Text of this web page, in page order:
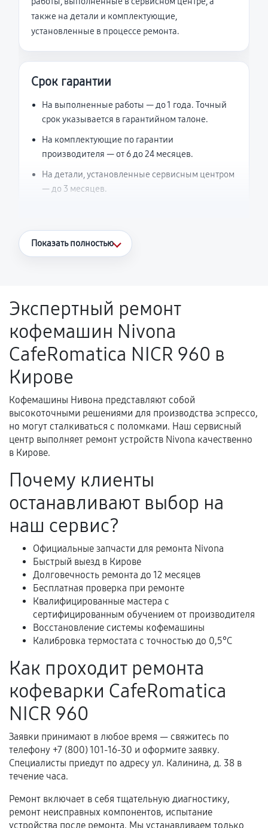
также на детали и комплектующие,
установленные в процессе ремонта.
Срок гарантии
На выполненные работы — до 1 года. Точный
срок указывается в гарантийном талоне.
На комплектующие по гарантии
производителя — от 6 до 24 месяцев.
На детали, установленные сервисным центром
— до 3 месяцев.
Что считается гарантийным случаем
Поломка установленной детали при
нормальной эксплуатации в течение
гарантийного срока.
Несоответствие комплектующей заявленным
техническим характеристикам.
Документы для подтверждения
гарантии
Акт выполненных работ с датой, перечнем
услуг и сроком гарантии.
Документы на установленные комплектующие
и кассовый чек.
Расширенная гарантия
В некоторых случаях возможно оформление
расширенной гарантии. Стоимость, сроки и
условия продления согласовываются отдельно и
Когда гарантия не действует
механические повреждения, попадание влаги,
перегрев, коррозия.
Самостоятельный ремонт или вмешательство
Естественный износ деталей, если иное не
предусмотрено отдельно.
Показать полностью
Экспертный ремонт
кофемашин Nivona
CafeRomatica NICR 960 в
Кирове
Кофемашины Нивона представляют собой
высокоточными решениями для производства эспрессо,
но могут сталкиваться с поломками. Наш сервисный
центр выполняет ремонт устройств Nivona качественно
в Кирове.
Почему клиенты
останавливают выбор на
наш сервис?
Официальные запчасти для ремонта Nivona
Быстрый выезд в Кирове
Долговечность ремонта до 12 месяцев
Бесплатная проверка при ремонте
Квалифицированные мастера с
сертифицированным обучением от производителя
Восстановление системы кофемашины
Калибровка термостата с точностью до 0,5°C
Как проходит ремонта
кофеварки CafeRomatica
NICR 960
Заявки принимают в любое время — свяжитесь по
телефону +7 (800) 101-16-30 и оформите заявку.
Специалисты приедут по адресу ул. Калинина, д. 38 в
течение часа.
Ремонт включает в себя тщательную диагностику,
ремонт неисправных компонентов, испытание
устройства после ремонта. Мы устанавливаем только